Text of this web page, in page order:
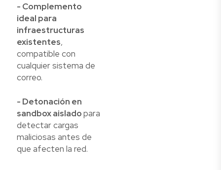
- Complemento
ideal para
infraestructuras
existentes,
compatible con
cualquier sistema de
correo.
- Detonación en
sandbox aisladopara
detectar cargas
maliciosas antes de
que afecten la red.